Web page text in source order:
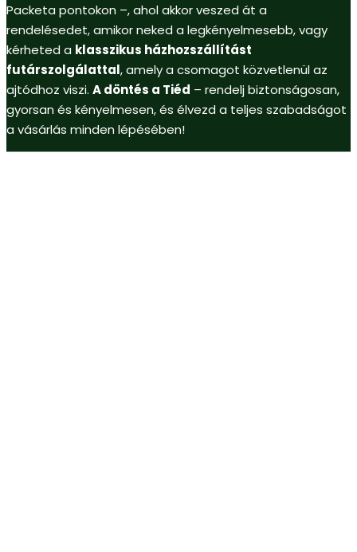
Packeta pontokon –, ahol akkor veszed át a
rendelésedet, amikor neked a legkényelmesebb, vagy
kérheted a klasszikus házhozszállítást
futárszolgálattal, amely a csomagot közvetlenül az
ajtódhoz viszi. A döntés a Tiéd – rendelj biztonságosan,
gyorsan és kényelmesen, és élvezd a teljes szabadságot
a vásárlás minden lépésében!